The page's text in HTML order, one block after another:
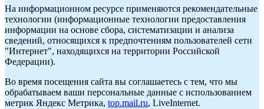
На информационном ресурсе применяются рекомендательные
технологии (информационные технологии предоставления
информации на основе сбора, систематизации и анализа
сведений, относящихся к предпочтениям пользователей сети
"Интернет", находящихся на территории Российской
Федерации).
Во время посещения сайта вы соглашаетесь с тем, что мы
обрабатываем ваши персональные данные с использованием
метрик Яндекс Метрика, top.mail.ru, LiveInternet.